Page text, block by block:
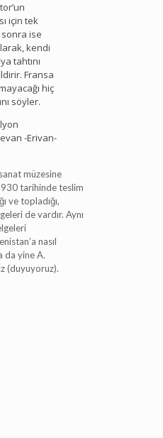
için tek
ise
kendi
tahtını
Fransa
hiç
söyler.
-Erivan-
müzesine
tarihinde teslim
ve topladığı,
de vardır. Aynı
nasıl
da yine A.
(duyuyoruz).